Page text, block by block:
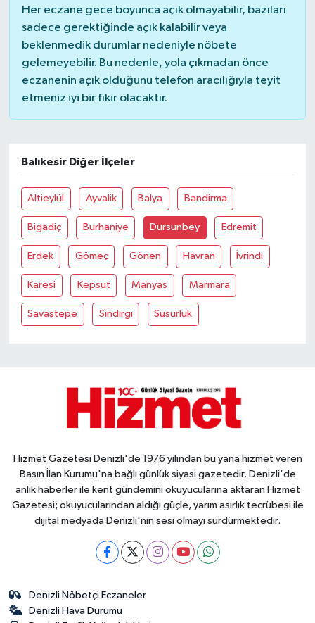
Her eczane gece boyunca açık olmayabilir, bazıları
sadece gerektiğinde açık kalabilir veya
beklenmedik durumlar nedeniyle nöbete
gelemeyebilir. Bu nedenle, yola çıkmadan önce
eczanenin açık olduğunu telefon aracılığıyla teyit
etmeniz iyi bir fikir olacaktır.
Balıkesir Diğer İlçeler
Altieylül Ayvalik Balya Bandirma
Bigadiç Burhaniye Dursunbey Edremit
Erdek Gömeç Gönen Havran İvrindi
Karesi Kepsut Manyas Marmara
Savaştepe Sindirgi Susurluk
Hizmet Gazetesi Denizli'de 1976 yılından bu yana hizmet veren
Basın İlan Kurumu'na bağlı günlük siyasi gazetedir. Denizli'de
anlık haberler ile kent gündemini okuyucularına aktaran Hizmet
Gazetesi; okuyucularından aldığı güçle, yarım asırlık tecrübesi ile
dijital medyada Denizli'nin sesi olmayı sürdürmektedir.
Denizli Nöbetçi Eczaneler
Denizli Hava Durumu